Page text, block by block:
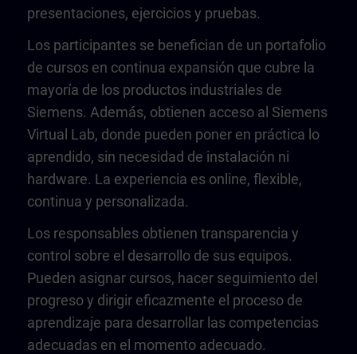
presentaciones, ejercicios y pruebas.
Los participantes se benefician de un portafolio
de cursos en continua expansión que cubre la
mayoría de los productos industriales de
Siemens. Además, obtienen acceso al Siemens
Virtual Lab, donde pueden poner en práctica lo
aprendido, sin necesidad de instalación ni
hardware. La experiencia es online, flexible,
continua y personalizada.
Los responsables obtienen transparencia y
control sobre el desarrollo de sus equipos.
Pueden asignar cursos, hacer seguimiento del
progreso y dirigir eficazmente el proceso de
aprendizaje para desarrollar las competencias
adecuadas en el momento adecuado.